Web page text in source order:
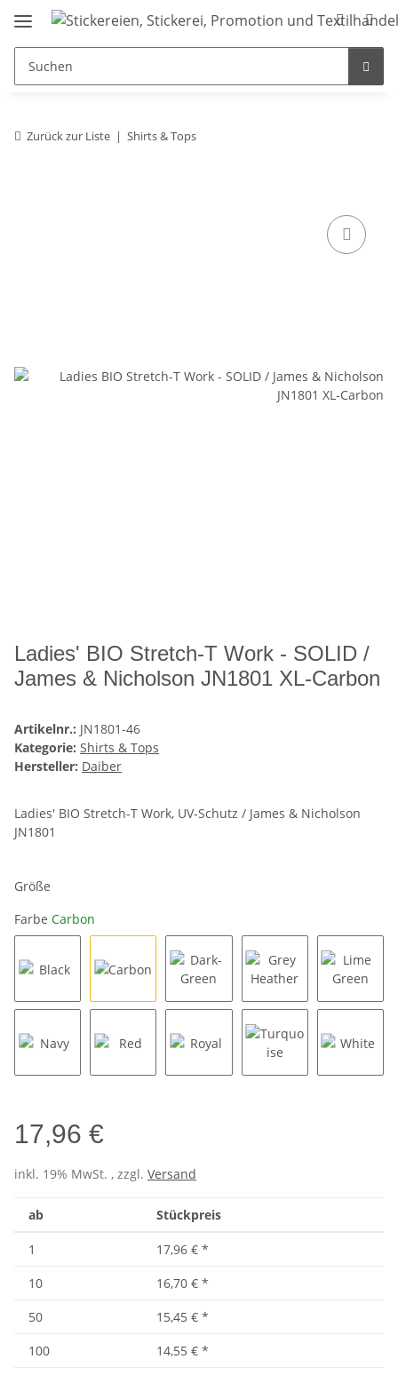
Zurück zur Liste Shirts & Tops
Ladies' BIO Stretch-T Work - SOLID /
James & Nicholson JN1801 XL-Carbon
Artikelnr.: JN1801-46
Kategorie: Shirts & Tops
Hersteller: Daiber
Ladies' BIO Stretch-T Work, UV-Schutz / James & Nicholson
JN1801
Größe
Farbe Carbon
Black Carbon Dark-Green Grey HeatherLime
17,96 €
inkl. 19% MwSt. , zzgl. Versand
ab Stückpreis
1 17,96 € *
10
16,70 € *
50
15,45 € *
100
14,55 € *